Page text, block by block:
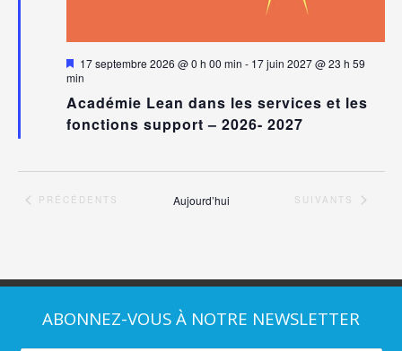
Mis
en
17 septembre 2026 @ 0 h 00 min - 17 juin 2027 @ 23 h 59
min
Académie Lean dans les services et les
fonctions support – 2026- 2027
ÉVÈNEMENTS
PRÉCÉDENTS Aujourd’hui ÉVÈNEMENTS
SUIVANTS
ABONNEZ-VOUS À NOTRE NEWSLETTER